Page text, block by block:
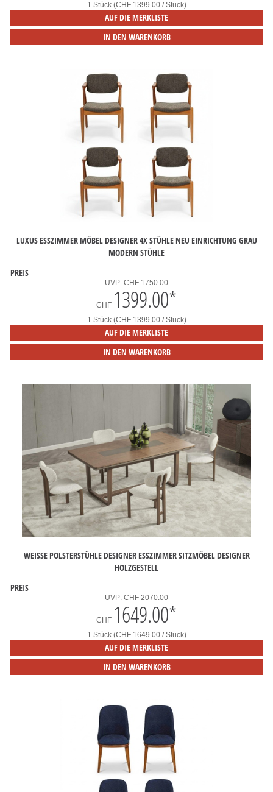
1 Stück (CHF 1399.00 / Stück)
AUF DIE MERKLISTE
IN DEN WARENKORB
LUXUS ESSZIMMER MÖBEL DESIGNER 4X STÜHLE NEU EINRICHTUNG GRAU
MODERN STÜHLE
PREIS
UVP: CHF 1750.00
CHF 1399.00*
1 Stück (CHF 1399.00 / Stück)
AUF DIE MERKLISTE
IN DEN WARENKORB
WEISSE POLSTERSTÜHLE DESIGNER ESSZIMMER SITZMÖBEL DESIGNER H
OLZGESTELL
PREIS
UVP: CHF 2070.00
CHF 1649.00*
1 Stück (CHF 1649.00 / Stück)
AUF DIE MERKLISTE
IN DEN WARENKORB